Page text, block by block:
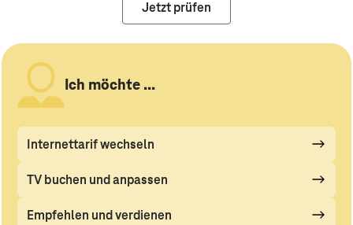
Jetzt prüfen
Ich möchte ...
Internettarif wechseln
TV buchen und anpassen
Empfehlen und verdienen